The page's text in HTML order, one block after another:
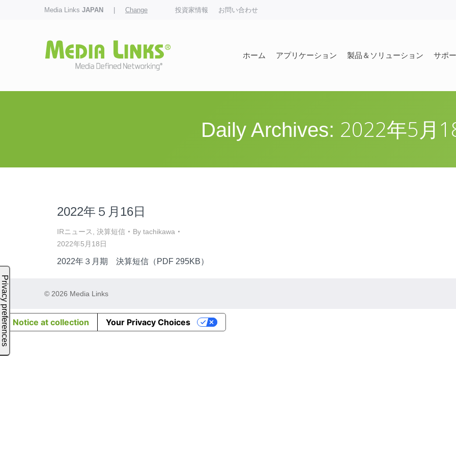
Media Links JAPAN Change 投資家情報 お問い合わせ
ホーム アプリケーション 製品＆ソリューション サポ
Daily Archives: 2022年5月
2022年５月16日
IRニュース 決算短信 By tachikawa
2022年5月18日
2022年３月期 決算短信（PDF 295KB）
© 2026 Media Links
Notice at collection Your Privacy Choices
ホーム